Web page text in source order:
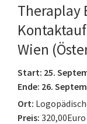
Theraplay
Wien
Start: 25.
Ende: 26.
Ort:
Preis: 320,00Euro